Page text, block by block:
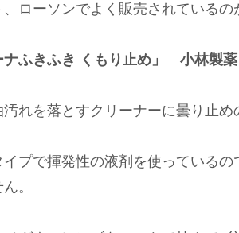
ローソンでよく販売されているの
ナふきふき くもり止め」 小林製薬
れを落とすクリーナーに曇り止め
プで揮発性の液剤を使っている
。